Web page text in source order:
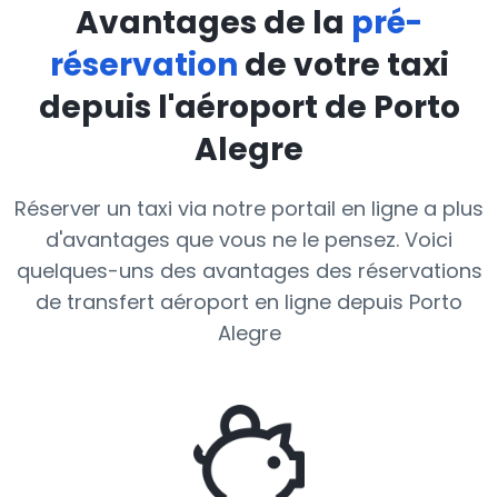
Avantages de la pré-
réservation de votre taxi
depuis l'aéroport de Porto
Alegre
Réserver un taxi via notre portail en ligne a plus
d'avantages que vous ne le pensez. Voici
quelques-uns des avantages des réservations
de transfert aéroport en ligne depuis Porto
Alegre